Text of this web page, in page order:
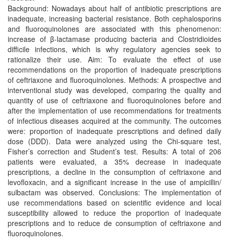
Background: Nowadays about half of antibiotic prescriptions are
inadequate, increasing bacterial resistance. Both cephalosporins
and fluoroquinolones are associated with this phenomenon:
increase of β-lactamase producing bacteria and Clostridioides
difficile infections, which is why regulatory agencies seek to
rationalize their use. Aim: To evaluate the effect of use
recommendations on the proportion of inadequate prescriptions
of ceftriaxone and fluoroquinolones. Methods: A prospective and
interventional study was developed, comparing the quality and
quantity of use of ceftriaxone and fluoroquinolones before and
after the implementation of use recommendations for treatments
of infectious diseases acquired at the community. The outcomes
were: proportion of inadequate prescriptions and defined daily
dose (DDD). Data were analyzed using the Chi-square test,
Fisher’s correction and Student’s test. Results: A total of 206
patients were evaluated, a 35% decrease in inadequate
prescriptions, a decline in the consumption of ceftriaxone and
levofloxacin, and a significant increase in the use of ampicillin/
sulbactam was observed. Conclusions: The implementation of
use recommendations based on scientific evidence and local
susceptibility allowed to reduce the proportion of inadequate
prescriptions and to reduce de consumption of ceftriaxone and
fluoroquinolones.